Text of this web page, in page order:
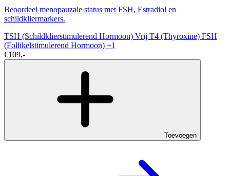
Beoordeel menopauzale status met FSH, Estradiol en
schildkliermarkers.
TSH (Schildklierstimulerend Hormoon) Vrij T4 (Thyroxine) FSH
(Follikelstimulerend Hormoon) +1
€109,-
Toevoegen